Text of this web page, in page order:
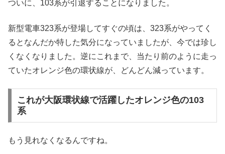
ついに、103系が引退することになりました。
新型電車323系が登場してすぐの頃は、323系がやってく
るとなんだか特した気分になっていましたが、今では珍し
くなくなりました。逆にこれまで、当たり前のように走っ
ていたオレンジ色の環状線が、どんどん減っています。
これが大阪環状線で活躍したオレンジ色の103
系
もう見れなくなるんですね。